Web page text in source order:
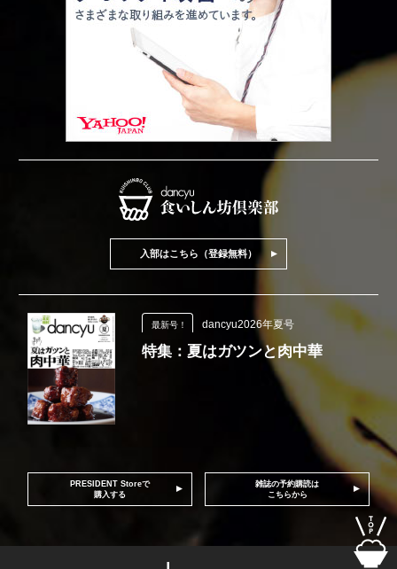
入部はこちら（登録無料）
最新号！ dancyu2026年夏号
特集：夏はガツンと肉中華
PRESIDENT Storeで
購入する
雑誌の予約購読は
こちらから